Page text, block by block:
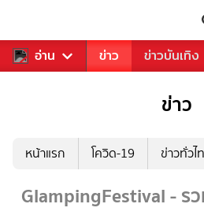
อ่าน
คุณ กีฬา ข่าว ข่าวบันเทิง
ข่าว
หน้าแรก โควิด-19 ข่าวทั่วไ
GlampingFestival - ร